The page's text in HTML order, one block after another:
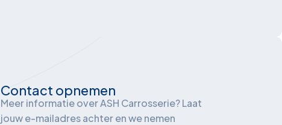
Contact opnemen
Meer informatie over ASH Carrosserie? Laat
jouw e-mailadres achter en we nemen